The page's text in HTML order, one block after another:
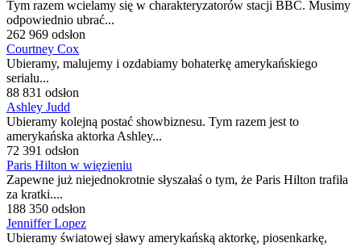
Tym razem wcielamy się w charakteryzatorów stacji BBC. Musimy
odpowiednio ubrać...
262 969 odsłon
Courtney Cox
Ubieramy, malujemy i ozdabiamy bohaterkę amerykańskiego
serialu...
88 831 odsłon
Ashley Judd
Ubieramy kolejną postać showbiznesu. Tym razem jest to
amerykańska aktorka Ashley...
72 391 odsłon
Paris Hilton w więzieniu
Zapewne już niejednokrotnie słyszałaś o tym, że Paris Hilton trafiła
za kratki....
188 350 odsłon
Jenniffer Lopez
Ubieramy światowej sławy amerykańską aktorkę, piosenkarkę,